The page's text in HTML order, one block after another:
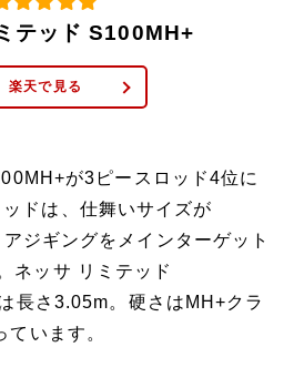
テッド S100MH+
楽天で見る
が3ピースロッド4位に
ドは、仕舞いサイズが
ジギングをメインターゲット
ネッサ リミテッド
長さ3.05m。硬さはMH+クラ
います。